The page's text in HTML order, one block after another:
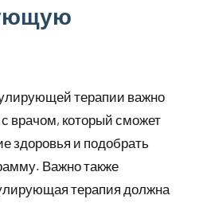
терапии важно
врачом, который сможет
здоровья и подобрать
Важно также
терапия должна